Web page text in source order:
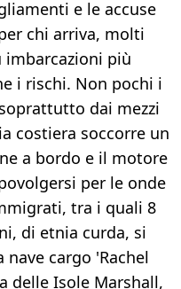
e le accuse
chi arriva, molti
più
i rischi. Non pochi i
dai mezzi
costiera soccorre un
a bordo e il motore
per le onde
tra i quali 8
di etnia curda, si
cargo 'Rachel
delle Isole Marshall,